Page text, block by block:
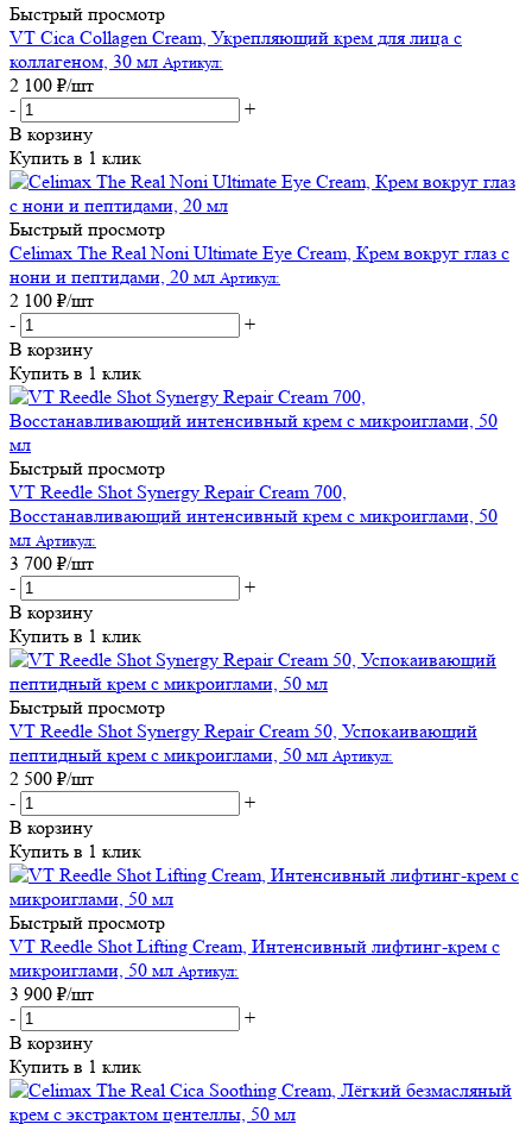
Быстрый просмотр
VT Cica Collagen Cream, Укрепляющий крем для лица с
коллагеном, 30 мл Артикул:
2 100 ₽/шт
-
+
В корзину
Купить в 1 клик
Быстрый просмотр
Celimax The Real Noni Ultimate Eye Cream, Крем вокруг глаз с
нони и пептидами, 20 мл Артикул:
2 100 ₽/шт
-
+
В корзину
Купить в 1 клик
Быстрый просмотр
VT Reedle Shot Synergy Repair Cream 700,
Восстанавливающий интенсивный крем с микроиглами, 50
мл Артикул:
3 700 ₽/шт
-
+
В корзину
Купить в 1 клик
Быстрый просмотр
VT Reedle Shot Synergy Repair Cream 50, Успокаивающий
пептидный крем с микроиглами, 50 мл Артикул:
2 500 ₽/шт
-
+
В корзину
Купить в 1 клик
Быстрый просмотр
VT Reedle Shot Lifting Cream, Интенсивный лифтинг-крем с
микроиглами, 50 мл Артикул:
3 900 ₽/шт
-
+
В корзину
Купить в 1 клик